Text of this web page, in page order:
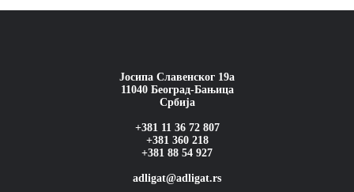
Јосипа Славенског 19а
11040 Београд-Бањица
Србија
+381 11 36 72 807
+381 360 218
+381 88 54 927
adligat@adligat.rs